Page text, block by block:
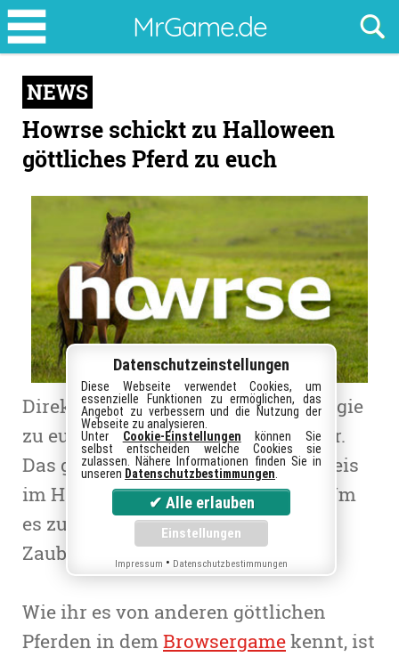
MrGame.de
Howrse
schickt
zu
Halloween
göttliches
Pferd
NEWS
Howrse schickt zu Halloween
göttliches Pferd zu euch
Direkt aus der nordischen Mythologie
zu euch angaloppiert kommt Fenrir.
Das göttliche Pferd ist der große Preis
im Halloween-Event von Howrse. Um
es zu gewinnen, müsst ihr eifrig
Zaubertränke kochen.
Wie ihr es von anderen göttlichen
Pferden in demBrowsergamekennt, ist
Datenschutzeinstellungen
Diese Webseite verwendet Cookies, um
essenzielle Funktionen zu ermöglichen, das
Angebot zu verbessern und die Nutzung der
Webseite zu analysieren.
Unter Cookie-Einstellungen können Sie
selbst entscheiden welche Cookies sie
zulassen. Nähere Informationen finden Sie in
unseren Datenschutzbestimmungen
Impressum • Datenschutzbestimmungen